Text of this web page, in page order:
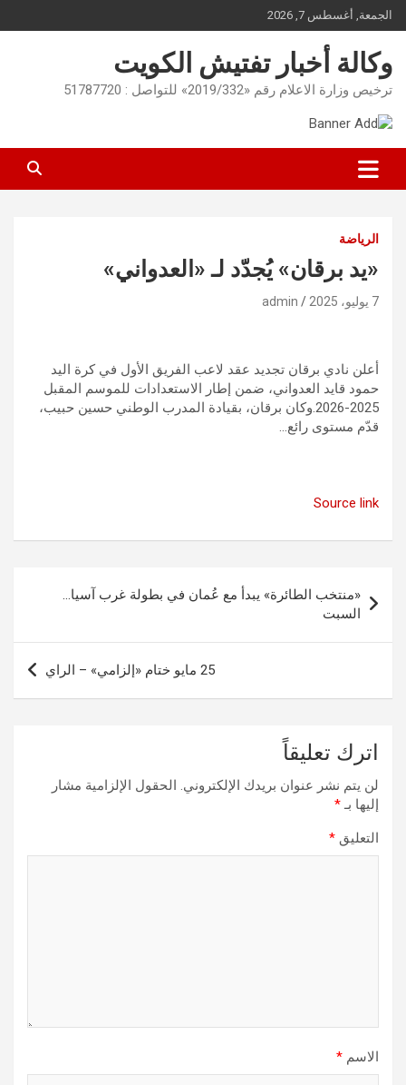
Skip
to
content
الجمعة, أغسطس 7, 2026
وكالة أخبار تفتيش الكويت
ترخيص وزارة الاعلام رقم «2019/332» للتواصل : 51787720
الرياضة
«يد برقان» يُجدّد لـ «العدواني»
7 يوليو، 2025 admin
أعلن نادي برقان تجديد عقد لاعب الفريق الأول في كرة اليد
حمود قايد العدواني، ضمن إطار الاستعدادات للموسم المقبل
2025-2026.وكان برقان، بقيادة المدرب الوطني حسين حبيب،
قدّم مستوى رائع…
Source link
المقالات
«منتخب الطائرة» يبدأ مع عُمان في بطولة غرب آسيا…
السبت
25 مايو ختام «إلزامي» – الراي
اترك تعليقاً
لن يتم نشر عنوان بريدك الإلكتروني. الحقول الإلزامية مشار
إليها بـ*
التعليق *
الاسم *